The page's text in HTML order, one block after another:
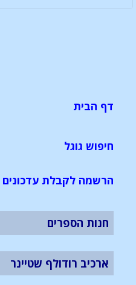
דף הבית
חיפוש גוגל
הרשמה לקבלת עדכונים
חנות הספרים
ארכיב רודולף שטיינר